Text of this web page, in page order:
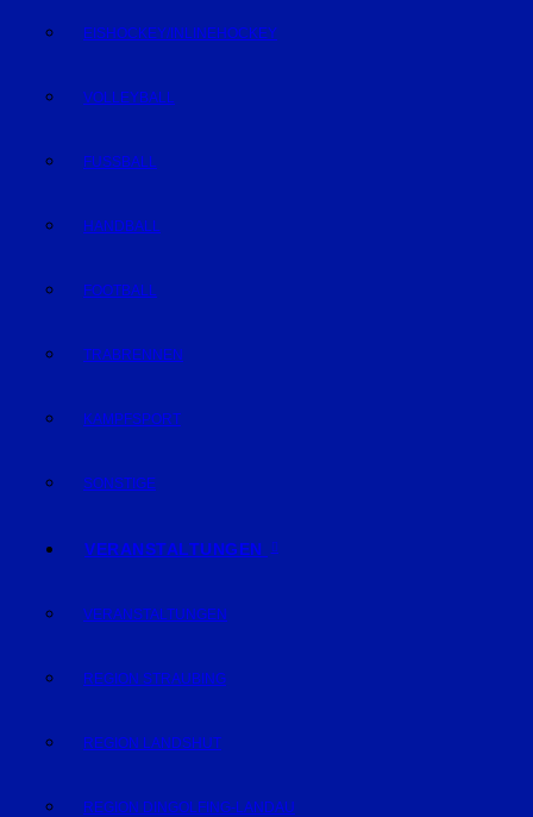
EISHOCKEY/INLINEHOCKEY
VOLLEYBALL
FUSSBALL
HANDBALL
FOOTBALL
TRABRENNEN
KAMPFSPORT
SONSTIGE
VERANSTALTUNGEN
VERANSTALTUNGEN
REGION STRAUBING
REGION LANDSHUT
REGION DINGOLFING-LANDAU